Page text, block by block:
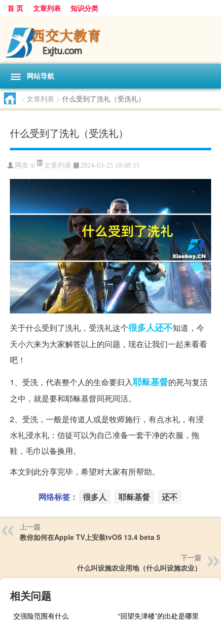
首 页 文章列表 知识分类
网站导航
> 文章列表 > 什么受到了洗礼（受洗礼）
什么受到了洗礼（受洗礼）
网友:sl 文章列表 2024-03-25 18:08:51
关于什么受到了洗礼，受洗礼这个很多人还不知道，今
天小六来为大家解答以上的问题，现在让我们一起来看看
吧！
1、受洗，代表整个人的生命要归入耶稣基督的死与复活
之中，就是要和耶稣基督同死同活。
2、受洗，一般是传道人或是牧师施行，有点水礼，有浸
水礼浸水礼：信徒可以为自己准备一套干净的衣服，拖
鞋，毛巾以备换用。
本文到此分享完毕，希望对大家有所帮助。
网络标签： 很多人 耶稣基督 还不
上一篇
教你如何在Apple TV上安装tvOS 13.4 beta 5
下一篇
什么叫设施农业用地（什么叫设施农业）
相关问题
交强险范围有什么
“回望失津楼”的出处是哪里